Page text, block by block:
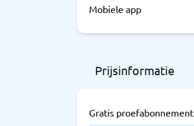
Mobiele app
Prijsinformatie
Gratis proefabonnement